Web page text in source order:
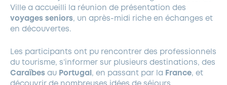
DEMANDE D’ABATTAGE
Ville a accueilli la réunion de présentation des
voyages seniors, un après-midi riche en échanges et
en découvertes.
Les participants ont pu rencontrer des professionnels
du tourisme, s’informer sur plusieurs destinations, des
Caraïbes au Portugal , en passant par la France, et